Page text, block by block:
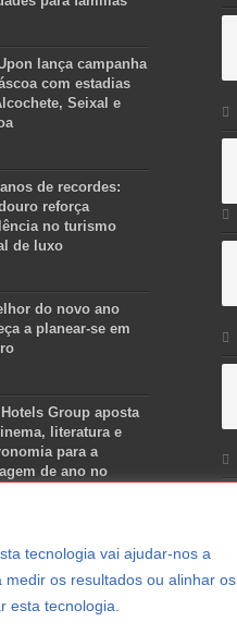
tecnologia vai ajudar-nos a
os resultados ou alinhar os
esta tecnologia.
lança campanha
com estadias
Seixal e
de recordes:
reforça
no turismo
de luxo
do novo ano
a planear-se em
Hotels Group aposta
literatura e
para a
de ano no